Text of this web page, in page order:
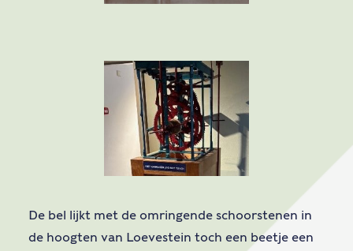
De bel lijkt met de omringende schoorstenen in
de hoogten van Loevestein toch een beetje een